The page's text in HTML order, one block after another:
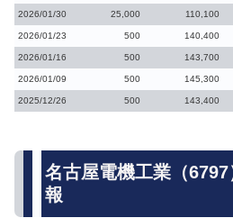
2026/01/30 25,000 110,100
2026/01/23 500 140,400
2026/01/16 500 143,700
2026/01/09 500 145,300
2025/12/26 500 143,400
名古屋電機工業（
報